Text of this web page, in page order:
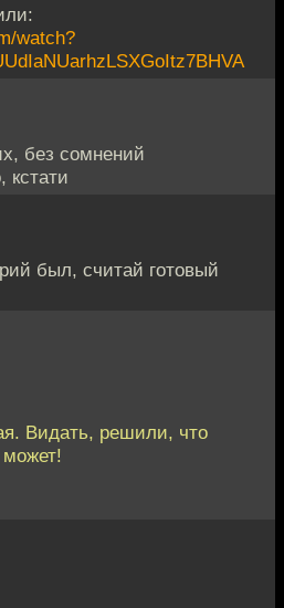
watch?
без сомнений
кстати
был, считай готовый
Видать, решили, что